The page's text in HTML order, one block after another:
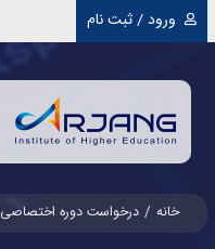
ورود / ثبت نام
خانه درخواست دوره اختصاصی